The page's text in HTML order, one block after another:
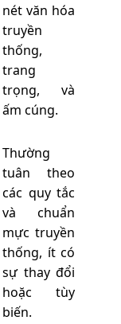
nét văn hóa
truyền
thống,
trang
trọng, và
ấm cúng.
Thường
tuân theo
các quy tắc
và chuẩn
mực truyền
thống, ít có
sự thay đổi
hoặc tùy
biến.